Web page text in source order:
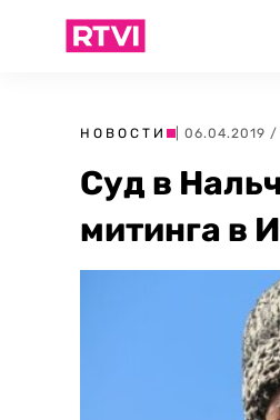
НОВОСТИ | 06.04.2019 /
Суд в
митинга в